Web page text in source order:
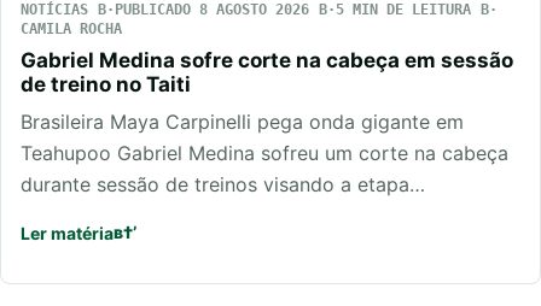
NOTÍCIAS PUBLICADO 8 AGOSTO 2026
5 MIN DE LEITURA
CAMILA ROCHA
Gabriel Medina sofre corte na cabeça em sessão
de treino no Taiti
Brasileira Maya Carpinelli pega onda gigante em
Teahupoo Gabriel Medina sofreu um corte na cabeça
durante sessão de treinos visando a etapa…
Ler matéria